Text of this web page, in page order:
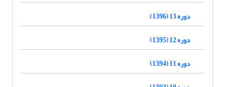
دوره 13 (1396)
دوره 12 (1395)
دوره 11 (1394)